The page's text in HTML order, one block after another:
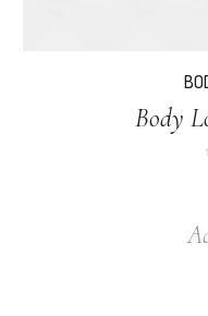
Body